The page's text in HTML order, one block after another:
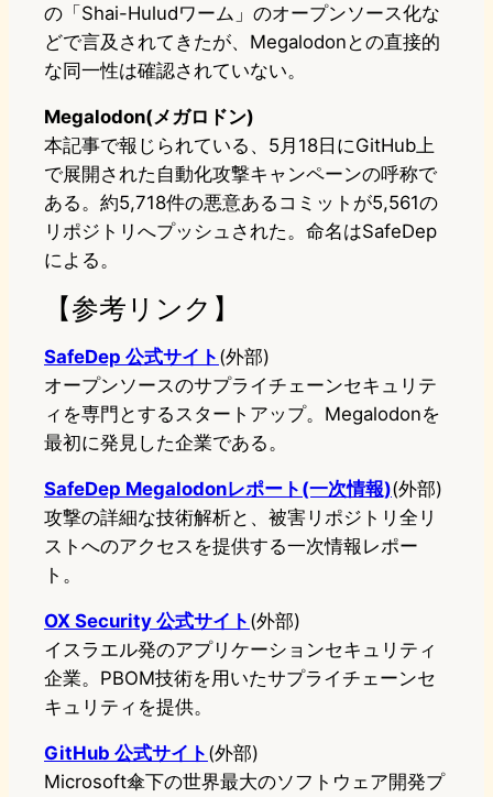
の「Shai-Huludワーム」のオープンソース化な
どで言及されてきたが、Megalodonとの直接的
な同一性は確認されていない。
Megalodon(メガロドン)
本記事で報じられている、5月18日にGitHub上
で展開された自動化攻撃キャンペーンの呼称で
ある。約5,718件の悪意あるコミットが5,561の
リポジトリへプッシュされた。命名はSafeDep
による。
【参考リンク】
SafeDep 公式サイト (外部)
オープンソースのサプライチェーンセキュリテ
ィを専門とするスタートアップ。Megalodonを
最初に発見した企業である。
SafeDep Megalodonレポート(一次情報)(外部)
攻撃の詳細な技術解析と、被害リポジトリ全リ
ストへのアクセスを提供する一次情報レポー
ト。
OX Security 公式サイト (外部)
イスラエル発のアプリケーションセキュリティ
企業。PBOM技術を用いたサプライチェーンセ
キュリティを提供。
GitHub 公式サイト (外部)
Microsoft傘下の世界最大のソフトウェア開発プ